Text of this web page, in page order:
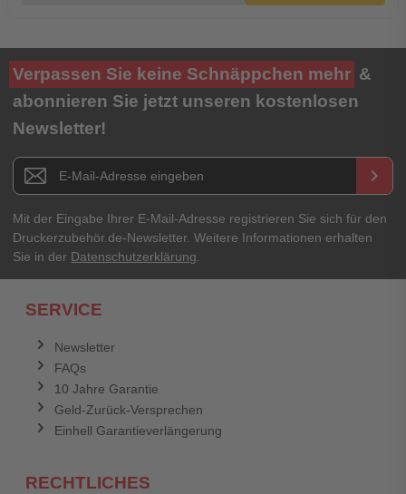
Verpassen Sie keine Schnäppchen mehr &
abonnieren Sie jetzt unseren kostenlosen
Newsletter!
Newsletter E-Mail Adresse keyboard_arrow_right
Mit der Eingabe Ihrer E-Mail-Adresse registrieren Sie sich für den
Druckerzubehör.de-Newsletter. Weitere Informationen erhalten
Sie in der Datenschutzerklärung
SERVICE
Newsletter
FAQs
10 Jahre Garantie
Geld-Zurück-Versprechen
Einhell Garantieverlängerung
RECHTLICHES